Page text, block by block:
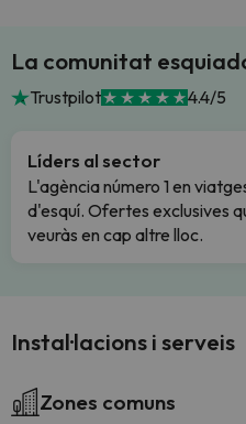
La comunitat
Trustpilot 4.4/5
Líders al sector
L'agència número 1 en
d'esquí. Ofertes exclusives
veuràs en cap altre lloc.
Instal·lacions i serveis
Zones comuns